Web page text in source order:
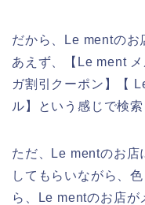
だから、Le mentのお
あえず、【Le ment
ガ割引クーポン】【
ル】という感じで検
ただ、Le mentのお店
してもらいながら、
ら、Le mentのお店が